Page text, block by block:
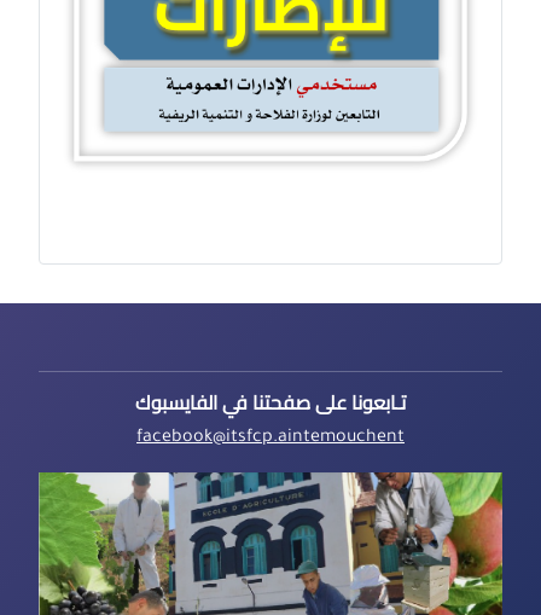
تـابعونا على صفحتنا في الفايسبوك
facebook@itsfcp.aintemouchent